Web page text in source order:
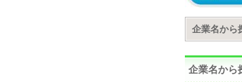
企業名から
企業名から